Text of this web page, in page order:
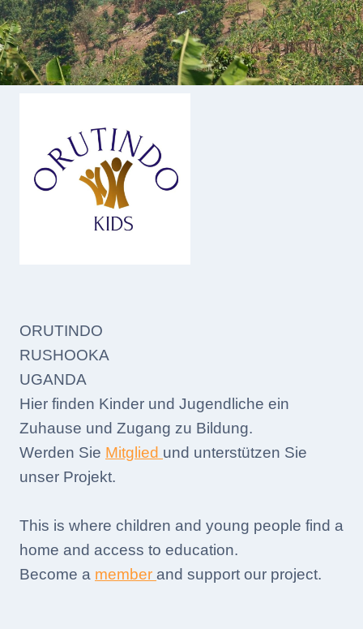
ORUTINDO
RUSHOOKA
UGANDA
Hier finden Kinder und Jugendliche ein
Zuhause und Zugang zu Bildung.
Werden Sie Mitglied und unterstützen Sie
unser Projekt.
This is where children and young people find a
home and access to education.
Become a member and support our project.